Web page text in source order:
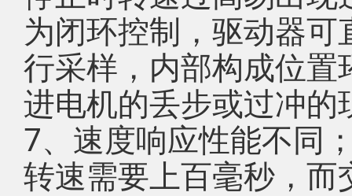
为闭环控制，驱动器
行采样，内部构成位
进电机的丢步或过冲
7、速度响应性能不同
转速需要上百毫秒，